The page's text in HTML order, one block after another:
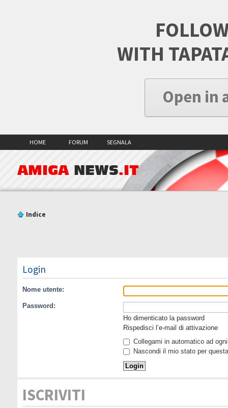
WITH
Open in
HOME FORUM SEGNALA
AMIGA NEWS.IT
Indice
Login
Nome utente:
Password:
Ho dimenticato la password
Rispedisci l’e-mail di attivazione
Collegami in automatico ad
Nascondi il mio stato per
ISCRIVITI